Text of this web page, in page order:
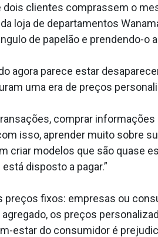
clientes comprassem o
loja de departamentos
de papelão e prendendo-o
agora parece estar
uma era de preços
comprar
isso, aprender muito sobre
criar modelos que são
disposto a pagar.”
fixos: empresas ou
os preços
estar do consumidor é